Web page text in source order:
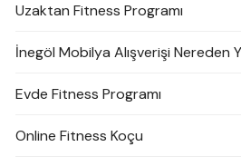
Uzaktan Fitness Programı
İnegöl Mobilya Alışverişi Nereden
Evde Fitness Programı
Online Fitness Koçu